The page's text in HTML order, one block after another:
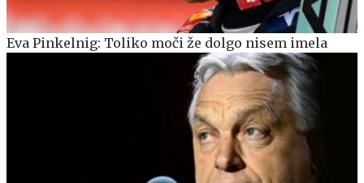
Eva Pinkelnig: Toliko moči že dolgo nisem imela